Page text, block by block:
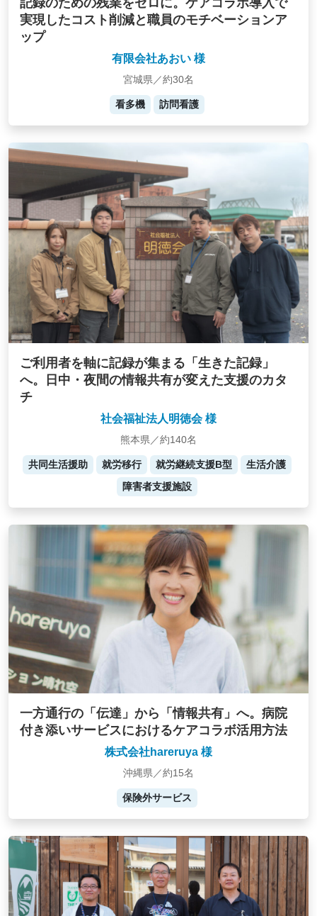
実現したコスト削減と職員のモチベーションア
ップ
有限会社あおい 様
宮城県／約30名
看多機 訪問看護
ご利用者を軸に記録が集まる「生きた記録」
へ。日中・夜間の情報共有が変えた支援のカタ
チ
社会福祉法人明徳会 様
熊本県／約140名
共同生活援助 就労移行 就労継続支援B型
生活介護
障害者支援施設
一方通行の「伝達」から「情報共有」へ。病院
付き添いサービスにおけるケアコラボ活用方法
株式会社hareruya 様
沖縄県／約15名
保険外サービス